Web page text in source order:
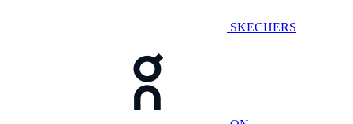
SKECHERS